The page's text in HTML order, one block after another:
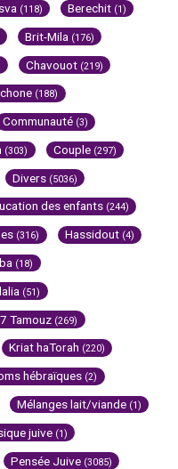
(118) Berechit (1)
Brit-Mila (176)
Chavouot (219)
(188)
Communauté (3)
(303) Couple (297)
Divers (5036)
des enfants (244)
(316) Hassidout (4)
(18)
(51)
Tamouz (269)
Kriat haTorah (220)
hébraïques (2)
Mélanges lait/viande (1)
juive (1)
Pensée Juive (3085)